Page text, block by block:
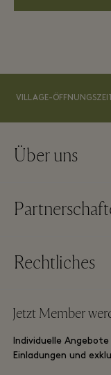
VILLAGE-
Über uns
Impressum
Karriere
App herunterladen
Gruppenbuchung
Rechtliches
Allgemeine
Jetzt Member
Individuelle
Einladungen und